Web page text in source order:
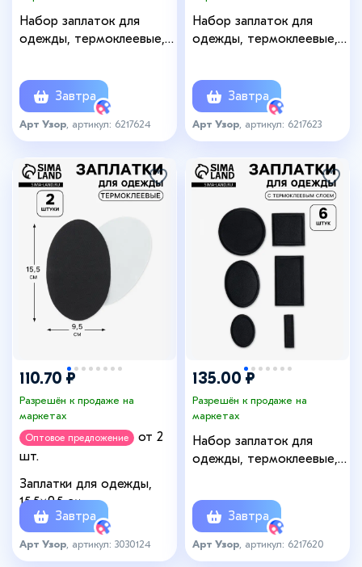
Набор заплаток для
одежды, термоклеевые, 9
Завтра
Арт Узор , артикул: 6217624
Набор заплаток для
одежды, термоклеевые, 7
Завтра
Арт Узор , артикул: 6217623
110.70 ₽
Разрешён к продаже на
маркетах
Оптовое предложение
от 2
шт.
Заплатки для одежды,
15.5×9.5 см,
термоклеевые, 2 шт.,
чёрные
Завтра
Арт Узор , артикул: 3030124
135.00 ₽
Разрешён к продаже на
маркетах
Набор заплаток для
одежды, термоклеевые, 6
Завтра
Арт Узор , артикул: 6217620